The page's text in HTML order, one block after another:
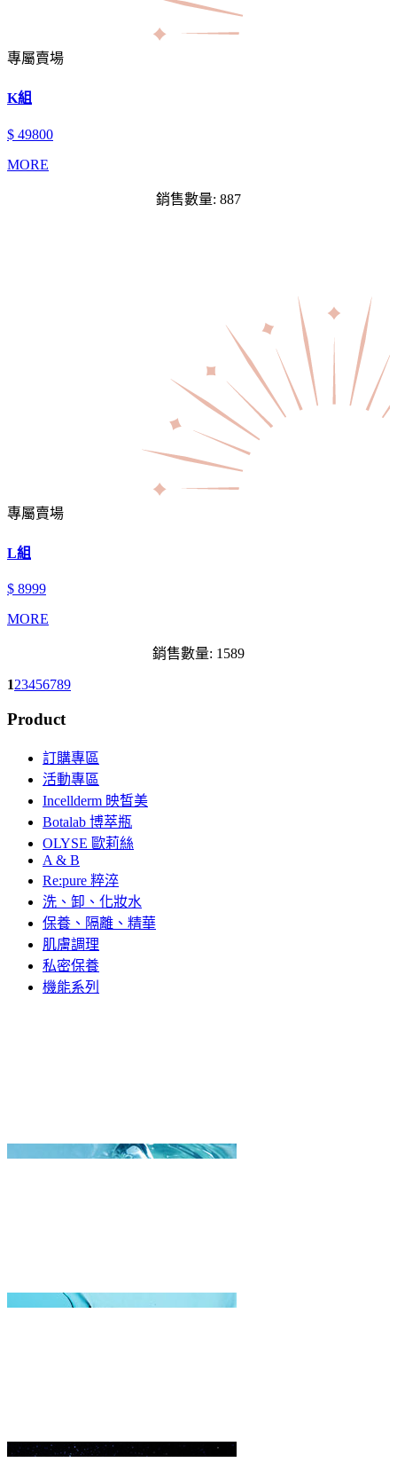
專屬賣場
K組
$ 49800
MORE
銷售數量: 887
專屬賣場
L組
$ 8999
MORE
銷售數量: 1589
123456789
Product
訂購專區
活動專區
Incellderm 映皙美
Botalab 博萃瓶
OLYSE 歐莉絲
A & B
Re:pure 粹淬
洗、卸、化妝水
保養、隔離、精華
肌膚調理
私密保養
機能系列